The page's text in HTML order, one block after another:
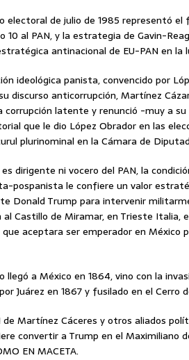
electoral de julio de 1985 representó
10 al PAN, y la estrategia de Gavin-
antinacional de EU-PAN en la
ideológica panista, convencido por
discurso anticorrupción, Martínez
corrupción latente y renunció -muy a
que le dio López Obrador en las
plurinominal en la Cámara de
dirigente ni vocero del PAN, la
pospanista le confiere un valor
Donald Trump para intervenir
Castillo de Miramar, en Trieste Italia,
que aceptara ser emperador en México
llegó a México en 1864, vino con la
Juárez en 1867 y fusilado en el Cerro
de Martínez Cáceres y otros aliados
convertir a Trump en el Maximiliano
EN MACETA.